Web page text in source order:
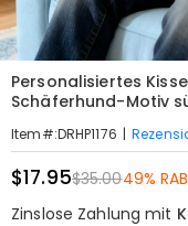
Personalisiertes
Schäferhund-Motiv
Item#:DRHP1176 |
$17.95$35.0049%
Zinslose Zahlung mit